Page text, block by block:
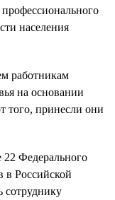
населения
работникам
на основании
того, принесли они
22 Федерального
в Российской
сотруднику